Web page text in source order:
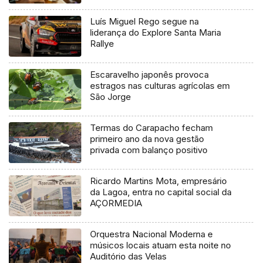
Luís Miguel Rego segue na
liderança do Explore Santa Maria
Rallye
Escaravelho japonês provoca
estragos nas culturas agrícolas em
São Jorge
Termas do Carapacho fecham
primeiro ano da nova gestão
privada com balanço positivo
Ricardo Martins Mota, empresário
da Lagoa, entra no capital social da
AÇORMEDIA
Orquestra Nacional Moderna e
músicos locais atuam esta noite no
Auditório das Velas